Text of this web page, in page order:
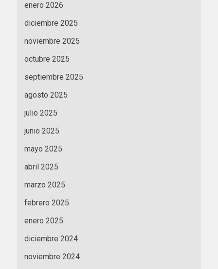
enero 2026
diciembre 2025
noviembre 2025
octubre 2025
septiembre 2025
agosto 2025
julio 2025
junio 2025
mayo 2025
abril 2025
marzo 2025
febrero 2025
enero 2025
diciembre 2024
noviembre 2024